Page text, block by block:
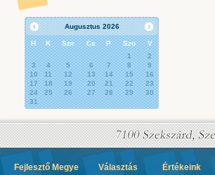
Augusztus 2026
H K Sze Cs P Szo
V
1
2
3
4 5 6 7 8
9
10
11 12 13 14 15
16
17
18 19 20 21 22
23
24
25 26 27 28 29
30
31
Fejlesztő Megye Választás Értékeink